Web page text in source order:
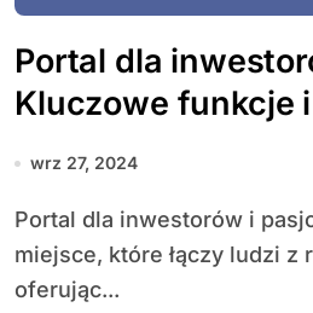
Portal dla
Kluczowe funkcje
pasjonatów
wrz 27, 2024
Portal dla inwestorów i pasjonatów ekonomii to
miejsce, które łączy ludzi z
oferując...